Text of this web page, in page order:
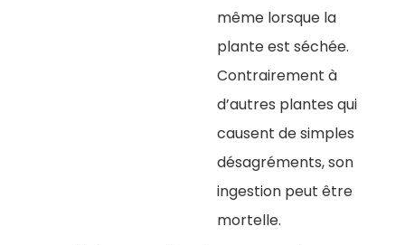
même lorsque la
plante est séchée.
Contrairement à
d’autres plantes qui
causent de simples
désagréments, son
ingestion peut être
mortelle.